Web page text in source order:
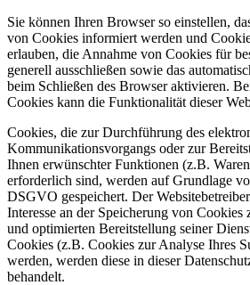
Sie können Ihren Browser so einstellen,
von Cookies informiert werden und
erlauben, die Annahme von Cookies für
generell ausschließen sowie das
beim Schließen des Browser aktivieren.
Cookies kann die Funktionalität dieser
Cookies, die zur Durchführung des
Kommunikationsvorgangs oder zur
Ihnen erwünschter Funktionen (z.B.
erforderlich sind, werden auf Grundlage
DSGVO gespeichert. Der
Interesse an der Speicherung von Cookies
und optimierten Bereitstellung seiner
Cookies (z.B. Cookies zur Analyse Ihres
werden, werden diese in dieser
behandelt.